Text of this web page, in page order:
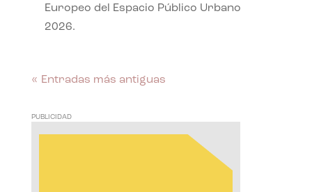
Europeo del Espacio Público Urbano
2026.
« Entradas más antiguas
PUBLICIDAD